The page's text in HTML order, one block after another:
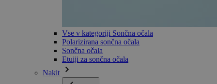
Vse v kategoriji Sončna očala
Polarizirana sončna očala
Sončna očala
Etuiji za sončna očala
Nakit